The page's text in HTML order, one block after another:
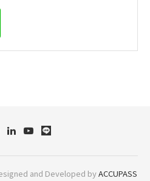
and Developed byACCUPASS